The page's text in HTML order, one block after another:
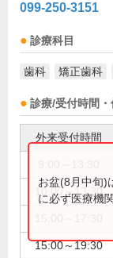
099-250-3151
診療科目
歯科 矯正歯科
診療/受付時間・
外来受付時間
10:00～13:30
15:00～19:30
お盆(8月中旬)
に必ず医療機